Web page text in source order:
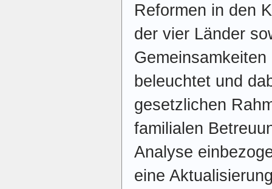
Reformen in den
der vier Länder
beleuchtet und
gesetzlichen
familialen
Analyse
eine